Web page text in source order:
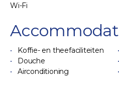
Wi-Fi
Koffie- en theefaciliteiten
Douche
Airconditioning